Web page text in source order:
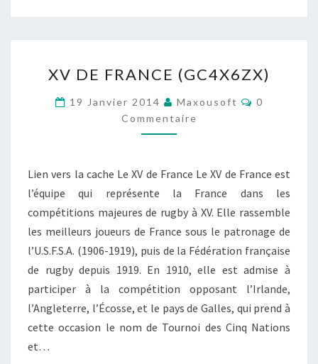
DE
FRANCE
(GC4X6ZX)
XV DE FRANCE (GC4X6ZX)
19 Janvier 2014 Maxousoft
0
Commentaire
Lien vers la cache Le XV de France Le XV de France est
l’équipe qui représente la France dans les
compétitions majeures de rugby à XV. Elle rassemble
les meilleurs joueurs de France sous le patronage de
l’U.S.F.S.A. (1906-1919), puis de la Fédération française
de rugby depuis 1919. En 1910, elle est admise à
participer à la compétition opposant l’Irlande,
l’Angleterre, l’Écosse, et le pays de Galles, qui prend à
cette occasion le nom de Tournoi des Cinq Nations
et…